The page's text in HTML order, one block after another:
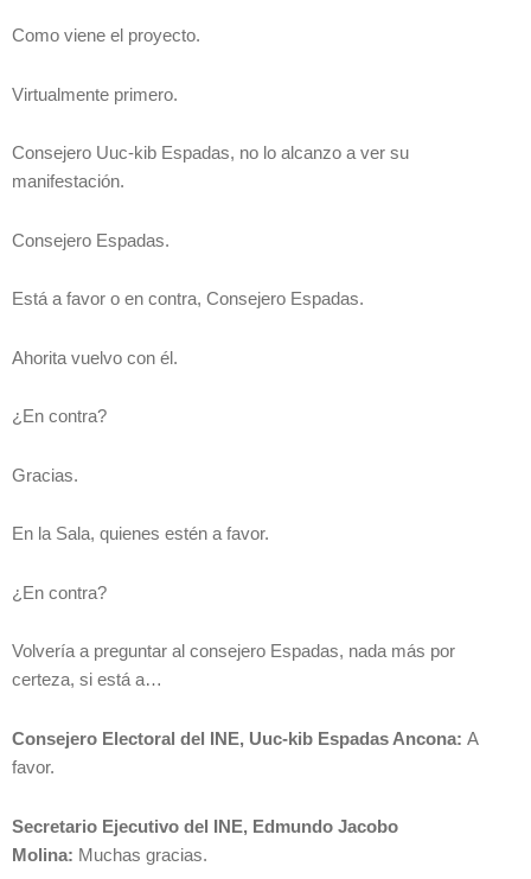
Como viene el proyecto.
Virtualmente primero.
Consejero Uuc-kib Espadas, no lo alcanzo a ver su
manifestación.
Consejero Espadas.
Está a favor o en contra, Consejero Espadas.
Ahorita vuelvo con él.
¿En contra?
Gracias.
En la Sala, quienes estén a favor.
¿En contra?
Volvería a preguntar al consejero Espadas, nada más por
certeza, si está a…
Consejero Electoral del INE, Uuc-kib Espadas Ancona: A
favor.
Secretario Ejecutivo del INE, Edmundo Jacobo
Molina: Muchas gracias.